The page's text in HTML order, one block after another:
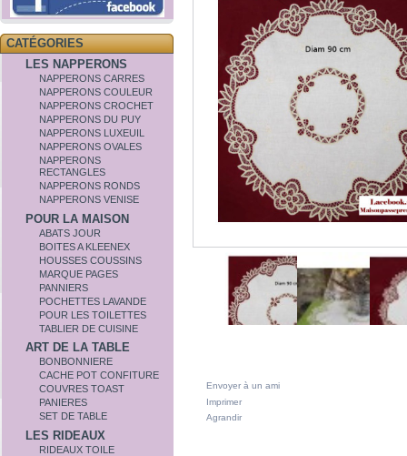
CATÉGORIES
LES NAPPERONS
NAPPERONS CARRES
NAPPERONS COULEUR
NAPPERONS CROCHET
NAPPERONS DU PUY
NAPPERONS LUXEUIL
NAPPERONS OVALES
NAPPERONS
RECTANGLES
NAPPERONS RONDS
NAPPERONS VENISE
POUR LA MAISON
ABATS JOUR
BOITES A KLEENEX
HOUSSES COUSSINS
MARQUE PAGES
PANNIERS
POCHETTES LAVANDE
POUR LES TOILETTES
TABLIER DE CUISINE
ART DE LA TABLE
BONBONNIERE
CACHE POT CONFITURE
COUVRES TOAST
PANIERES
SET DE TABLE
LES RIDEAUX
RIDEAUX TOILE
Envoyer à un ami
Imprimer
Agrandir